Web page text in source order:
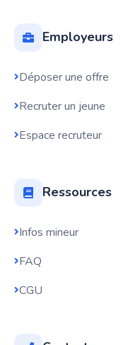
Employeurs
Déposer une offre
Recruter un jeune
Espace recruteur
Ressources
Infos mineur
FAQ
CGU